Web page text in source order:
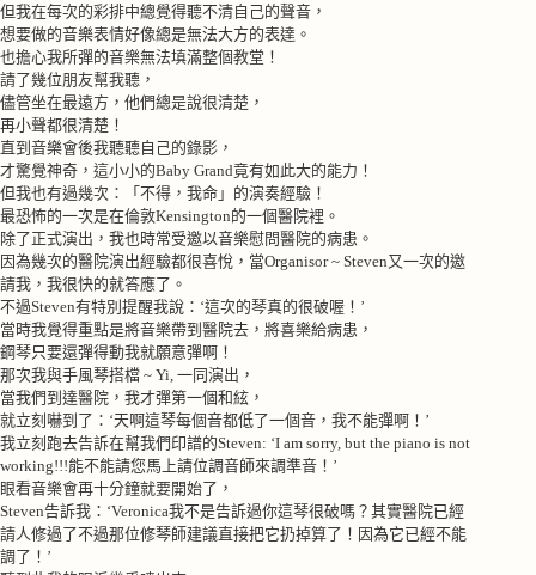
但我在每次的彩排中總覺得聽不清自己的聲音，
想要做的音樂表情好像總是無法大方的表達。
也擔心我所彈的音樂無法填滿整個教堂！
請了幾位朋友幫我聽，
儘管坐在最遠方，他們總是說很清楚，
再小聲都很清楚！
直到音樂會後我聽聽自己的錄影，
才驚覺神奇，這小小的Baby Grand竟有如此大的能力！
但我也有過幾次：「不得，我命」的演奏經驗！
最恐怖的一次是在倫敦Kensington的一個醫院裡。
除了正式演出，我也時常受邀以音樂慰問醫院的病患。
因為幾次的醫院演出經驗都很喜悅，當Organisor ~ Steven又一次的邀
請我，我很快的就答應了。
不過Steven有特別提醒我說：‘這次的琴真的很破喔！’
當時我覺得重點是將音樂帶到醫院去，將喜樂給病患，
鋼琴只要還彈得動我就願意彈啊！
那次我與手風琴搭檔 ~ Yi, 一同演出，
當我們到達醫院，我才彈第一個和絃，
就立刻嚇到了：‘天啊這琴每個音都低了一個音，我不能彈啊！’
我立刻跑去告訴在幫我們印譜的Steven: ‘I am sorry, but the piano is not
working!!!能不能請您馬上請位調音師來調準音！ ’
眼看音樂會再十分鐘就要開始了，
Steven告訴我：‘Veronica我不是告訴過你這琴很破嗎？其實醫院已經
請人修過了不過那位修琴師建議直接把它扔掉算了！因為它已經不能
調了！’